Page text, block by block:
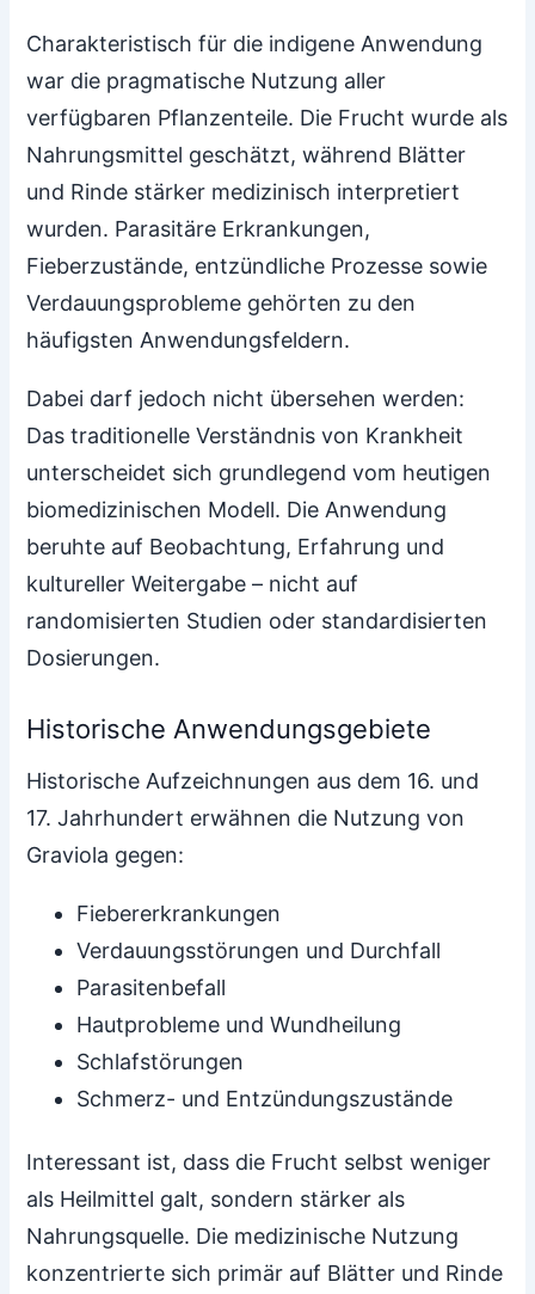
Charakteristisch für die indigene Anwendung
war die pragmatische Nutzung aller
verfügbaren Pflanzenteile. Die Frucht wurde als
Nahrungsmittel geschätzt, während Blätter
und Rinde stärker medizinisch interpretiert
wurden. Parasitäre Erkrankungen,
Fieberzustände, entzündliche Prozesse sowie
Verdauungsprobleme gehörten zu den
häufigsten Anwendungsfeldern.
Dabei darf jedoch nicht übersehen werden:
Das traditionelle Verständnis von Krankheit
unterscheidet sich grundlegend vom heutigen
biomedizinischen Modell. Die Anwendung
beruhte auf Beobachtung, Erfahrung und
kultureller Weitergabe – nicht auf
randomisierten Studien oder standardisierten
Dosierungen.
Historische Anwendungsgebiete
Historische Aufzeichnungen aus dem 16. und
17. Jahrhundert erwähnen die Nutzung von
Graviola gegen:
Fiebererkrankungen
Verdauungsstörungen und Durchfall
Parasitenbefall
Hautprobleme und Wundheilung
Schlafstörungen
Schmerz- und Entzündungszustände
Interessant ist, dass die Frucht selbst weniger
als Heilmittel galt, sondern stärker als
Nahrungsquelle. Die medizinische Nutzung
konzentrierte sich primär auf Blätter und Rinde